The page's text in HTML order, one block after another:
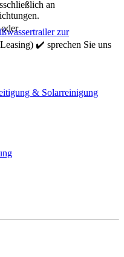
zur
& Solarreinigung
an
✔️ sprechen Sie uns